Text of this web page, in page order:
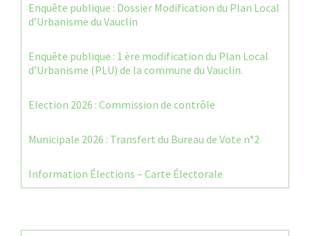
Enquête publique : Dossier Modification du Plan Local
d’Urbanisme du Vauclin
Enquête publique : 1 ère modification du Plan Local
d’Urbanisme (PLU) de la commune du Vauclin.
Election 2026 : Commission de contrôle
Municipale 2026 : Transfert du Bureau de Vote n°2
Information Élections – Carte Électorale